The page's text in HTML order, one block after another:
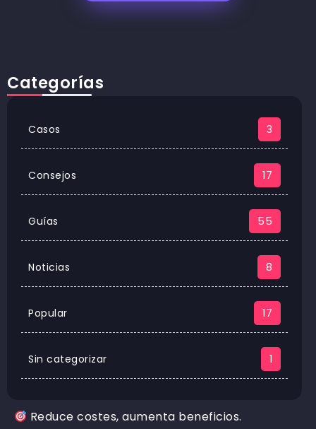
Categorías
Casos 3
Consejos 17
Guías 55
Noticias 8
Popular 17
Sin categorizar 1
Reduce costes, aumenta beneficios.